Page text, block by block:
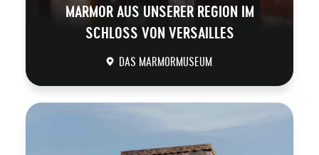
MARMOR AUS UNSERER REGION IM
SCHLOSS VON VERSAILLES
DAS MARMORMUSEUM